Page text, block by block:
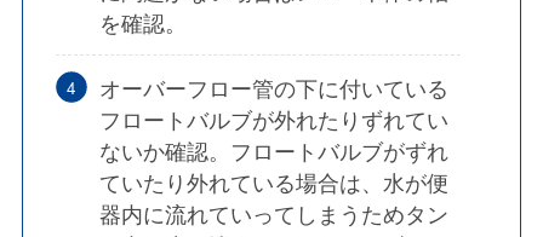
を確認。
オーバーフロー管の下に付いている
フロートバルブが外れたりずれてい
ないか確認。フロートバルブがずれ
ていたり外れている場合は、水が便
器内に流れていってしまうためタン